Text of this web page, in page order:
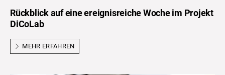
Rückblick auf eine ereignisreiche Woche im Projekt
DiCoLab
MEHR ERFAHREN